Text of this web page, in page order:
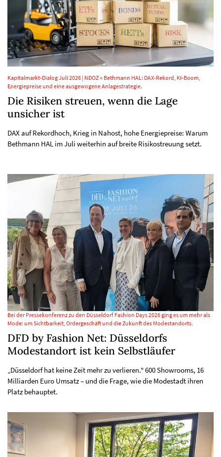
Kapitalmarkt-Dialog Juli 2026 | NDOZ × Bethmann HAL: DAX-Rekord, KI-Boom,
Energiepreise und eine ausgewogene Anlagestrategie.
Die Risiken streuen, wenn die Lage
unsicher ist
DAX auf Rekordhoch, Krieg in Nahost, hohe Energiepreise: Warum
Bethmann HAL im Juli weiterhin auf breite Risikostreuung setzt.
Bei der Pressekonferenz zu den Düsseldorf Fashion Days 2026 ging es um mehr als
Mode: um Sichtbarkeit, Ordergeschäft und die Zukunft des Modestandorts.
DFD by Fashion Net: Düsseldorfs
Modestandort ist kein Selbstläufer
„Düsseldorf hat keine Zeit mehr zu verlieren." 600 Showrooms, 16
Milliarden Euro Umsatz – und die Frage, wie die Modestadt ihren
Platz behauptet.